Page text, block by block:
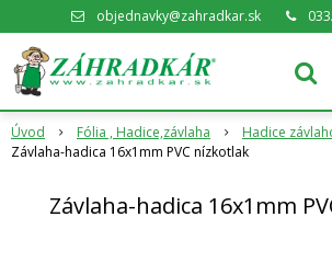
objednavky@zahradkar.sk
Úvod Fólia , Hadice,závlaha
Hadice
Závlaha-hadica 16x1mm PVC nízkotlak
Závlaha-hadica 16x1mm